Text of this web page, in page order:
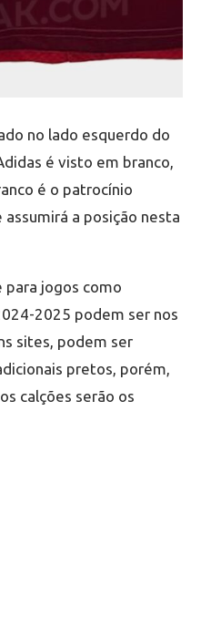
no lado esquerdo do
é visto em branco,
é o patrocínio
a posição nesta
para jogos como
2025 podem ser nos
sites, podem ser
pretos, porém,
calções serão os